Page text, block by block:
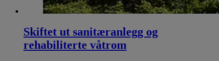
Skiftet ut sanitæranlegg og
rehabiliterte våtrom